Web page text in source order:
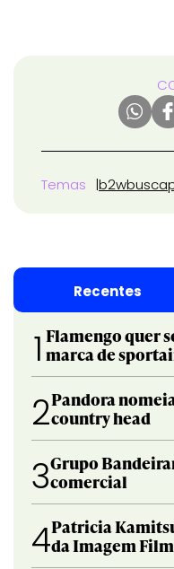
Temas b2w
Recentes
1 Flamengo quer
marca de
2Pandora
country head
3Grupo
comercial
4Patricia
da Imagem